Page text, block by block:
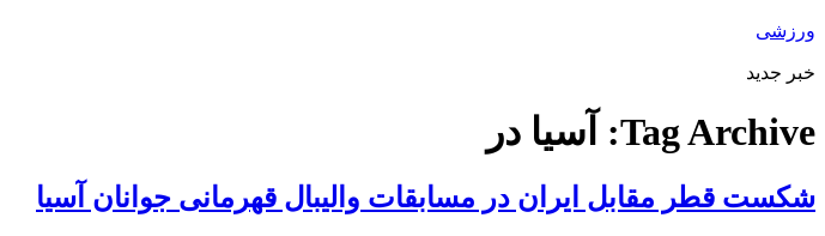
ورزشی
خبر جدید
Tag Archive: آسیا در
شکست قطر مقابل ایران در مسابقات والیبال قهرمانی جوانان آسیا